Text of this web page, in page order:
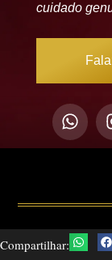
cuidado
Compartilhar: